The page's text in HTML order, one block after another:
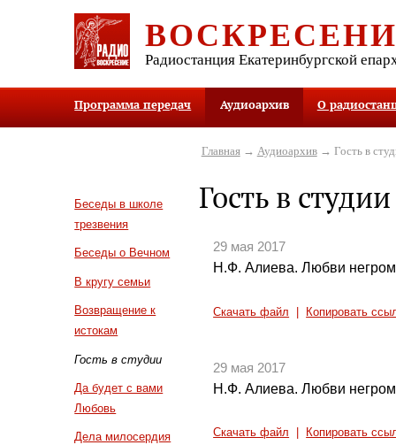
Радиостанция Екатеринбургской
Программа передач Аудиоархив О
Беседы в школе
трезвения
Беседы о Вечном
В кругу семьи
Возвращение к
истокам
Гость в студии
Да будет с вами
Любовь
Дела милосердия
Главная→ Аудиоархив→ Гость в
Гость в студии
29 мая 2017
Н.Ф. Алиева. Любви
Скачать файл Копировать
29 мая 2017
Н.Ф. Алиева. Любви
Скачать файл Копировать